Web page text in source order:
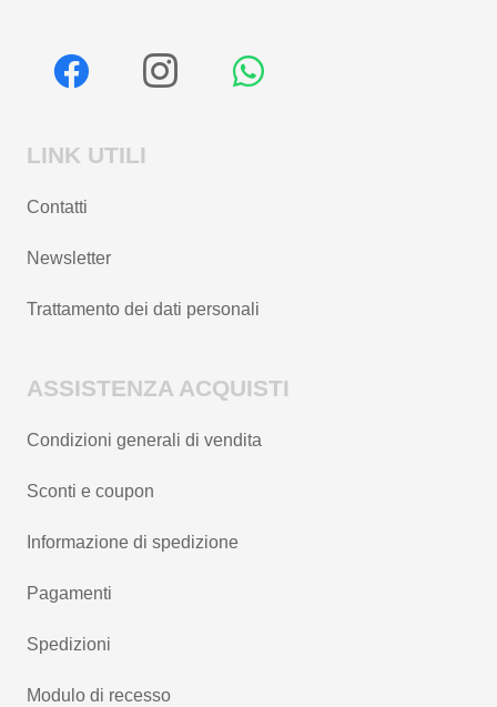
LINK UTILI
Contatti
Newsletter
Trattamento dei dati personali
ASSISTENZA ACQUISTI
Condizioni generali di vendita
Sconti e coupon
Informazione di spedizione
Pagamenti
Spedizioni
Modulo di recesso